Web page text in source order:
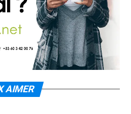
AIMER